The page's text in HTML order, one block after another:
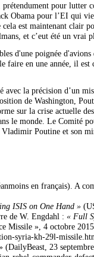
pour lutter
Obama pour l’EI qui
est maintenant clair
et c’eut été un vrai
d'une poignée
faire en une année, il
la précision d’un
de Washington,
sur la crise actuelle
le monde. Le Comité
Poutine et son
en français). A
ISIS on One Hand »
de W. Engdahl : « Full
Missile », 4 octobre 2015,
syria-kh-29l-
23 septembre